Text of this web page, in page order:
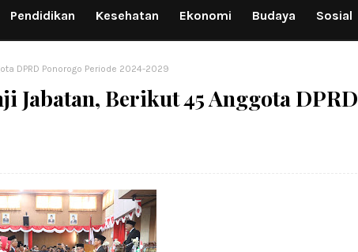
Pendidikan Kesehatan Ekonomi Budaya Sosial
DPRD Ponorogo Periode 2024-2029
Jabatan, Berikut 45 Anggota DPRD